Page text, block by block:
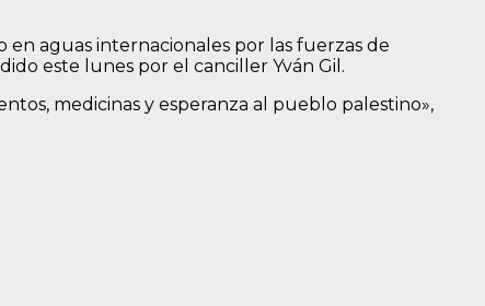
aguas internacionales por las fuerzas de
este lunes por el canciller Yván Gil.
medicinas y esperanza al pueblo palestino»,